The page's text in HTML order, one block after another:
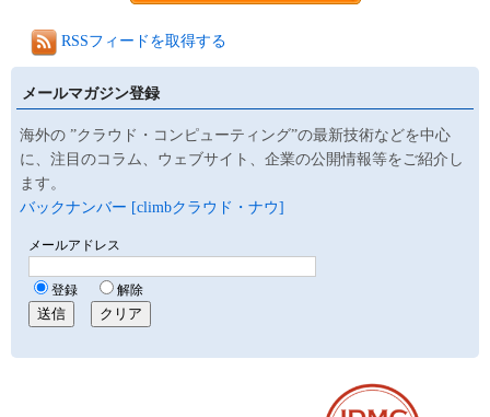
RSSフィードを取得する
メールマガジン登録
海外の ”クラウド・コンピューティング”の最新技術などを中心
に、注目のコラム、ウェブサイト、企業の公開情報等をご紹介し
ます。
バックナンバー [climbクラウド・ナウ]